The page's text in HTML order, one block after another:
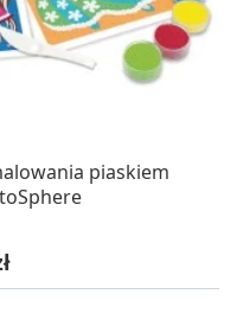
piaskiem